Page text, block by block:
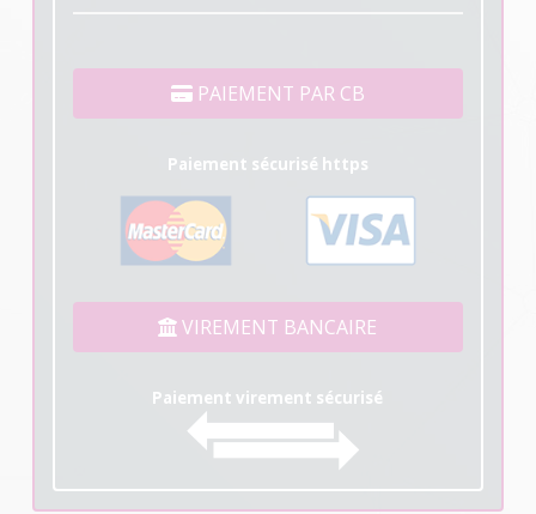
PAIEMENT PAR CB
Paiement sécurisé https
VIREMENT BANCAIRE
Paiement virement sécurisé